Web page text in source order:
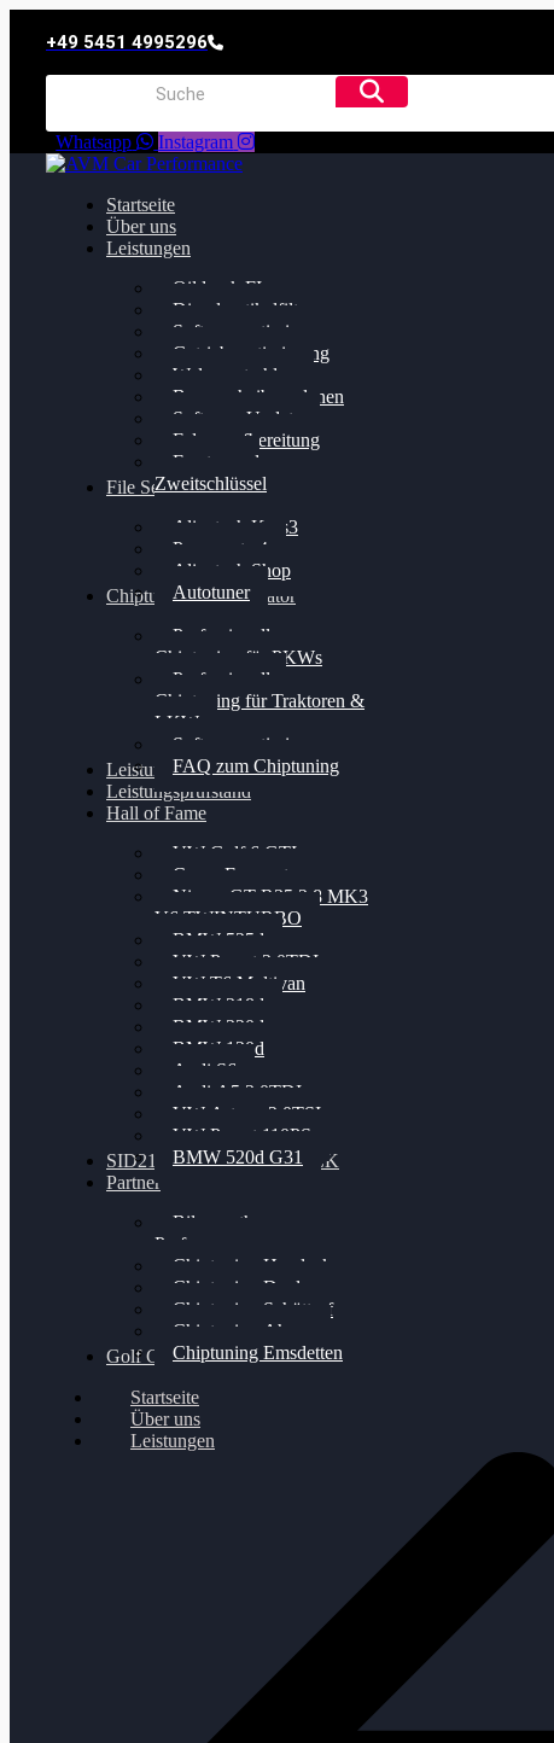
+49 5451 4995296
Whatsapp Instagram
Startseite
Über uns
Leistungen
Oildruck FIx
Dieselpartikelfilter
Softwareoptimierung
Getriebeoptimierung
Walnussstrahlen
Bremsscheiben planen
Software Update
Felgenaufbereitung
Ersatz- und
Zweitschlüssel
File Service
Alientech Kess3
Powergate 4
Alientech Shop
Autotuner
Chiptuning Konfigurator
Professionelles
Chiptuning für PKWs
Professionelles
Chiptuning für Traktoren &
LKW
Softwareoptimierung
FAQ zum Chiptuning
Leistungsmessung
Leistungsprüfstand
Hall of Fame
VW Golf 6 GTI
Cupra Formentor
Nissan GT-R35 3.8 MK3
V6 TWINTURBO
BMW 525d
VW Passat 2.0TDI
VW T6 Multivan
BMW 318d
BMW 320d
BMW 120d
Audi S6
Audi A5 3.0TDI
VW Arteon 2.0TSI
VW Passat 110PS
BMW 520d G31
SID212 / 212EVO UNLOCK
Partner
Bilgenroth
Performance
Chiptuning Herzlacke
Chiptuning Duelmen
Chiptuning Schüttorf
Chiptuning Ahaus
Chiptuning Emsdetten
Golf Gewinnspiel
Startseite
Über uns
Leistungen